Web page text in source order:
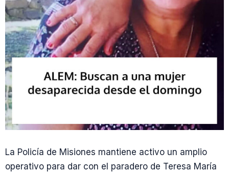
La Policía de Misiones mantiene activo un amplio
operativo para dar con el paradero de Teresa María